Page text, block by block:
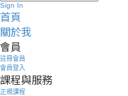
Sign In
首頁
關於我
會員
註冊會員
會員登入
課程與服務
正規課程